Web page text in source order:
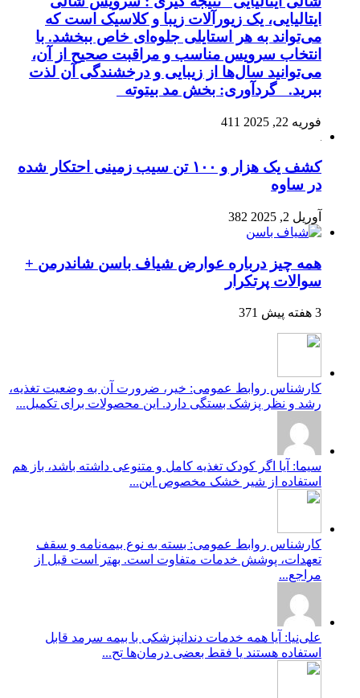
ایتالیایی، یک زیورآلات زیبا و کلاسیک است که
می‌تواند به هر استایلی جلوه‌ای خاص ببخشد. با
انتخاب سرویس مناسب و مراقبت صحیح از آن،
می‌توانید سال‌ها از زیبایی و درخشندگی آن لذت
ببرید. گردآوری: بخش مد بیتوته
فوریه 22, 2025 411
کشف یک هزار و ۱۰۰ تن سیب زمینی احتکار شده
در ساوه
آوریل 2, 2025 382
همه چیز درباره عوارض شیاف باسن شاندرمن +
سوالات پرتکرار
3 هفته پیش 371
کارشناس روابط عمومی: خیر، ضرورت آن به وضعیت تغذیه،
رشد و نظر پزشک بستگی دارد. این محصولات برای تکمیل...
سیما: آیا اگر کودک تغذیه کامل و متنوعی داشته باشد، باز هم
استفاده از شیر خشک مخصوص این...
کارشناس روابط عمومی: بسته به نوع بیمه‌نامه و سقف
تعهدات، پوشش خدمات متفاوت است. بهتر است قبل از
مراجع...
علی‌نیا: آیا همه خدمات دندانپزشکی با بیمه سرمد قابل
استفاده هستند یا فقط بعضی درمان‌ها تح...